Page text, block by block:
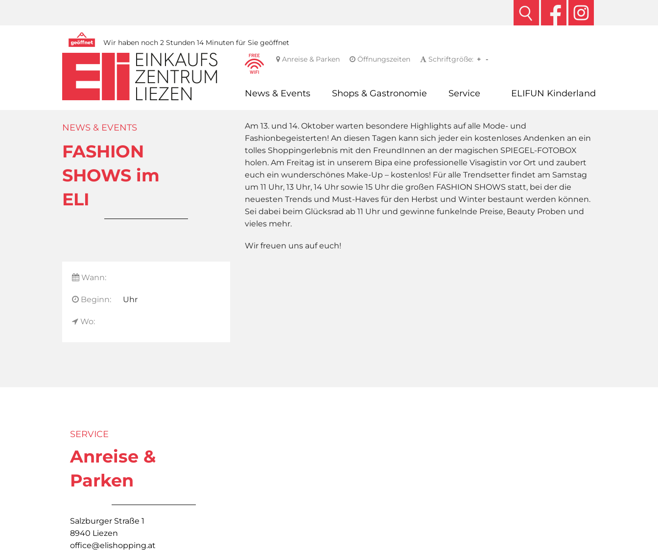
Wir haben noch 2 Stunden 14 Minuten für Sie geöffnet
Anreise & Parken
Öffnungszeiten Schriftgröße: -
+
News & Events Shops & Gastronomie Service ELIFUN Kinderland
NEWS & EVENTS
FASHION
SHOWS im
ELI
Am 13. und 14. Oktober warten besondere Highlights auf alle Mode- und
Fashionbegeisterten! An diesen Tagen kann sich jeder ein kostenloses Andenken an ein
tolles Shoppingerlebnis mit den FreundInnen an der magischen SPIEGEL-FOTOBOX
holen. Am Freitag ist in unserem Bipa eine professionelle Visagistin vor Ort und zaubert
euch ein wunderschönes Make-Up – kostenlos! Für alle Trendsetter findet am Samstag
um 11 Uhr, 13 Uhr, 14 Uhr sowie 15 Uhr die großen FASHION SHOWS statt, bei der die
neuesten Trends und Must-Haves für den Herbst und Winter bestaunt werden können.
Sei dabei beim Glücksrad ab 11 Uhr und gewinne funkelnde Preise, Beauty Proben und
vieles mehr.
Wir freuen uns auf euch!
Wann:
Beginn: Uhr
Wo:
SERVICE
Anreise &
Parken
Salzburger Straße 1
8940 Liezen
office@elishopping.at